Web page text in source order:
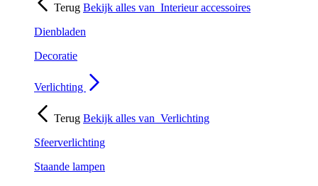
Terug Bekijk alles van Interieur accessoires
Dienbladen
Decoratie
Verlichting
Terug Bekijk alles van Verlichting
Sfeerverlichting
Staande lampen